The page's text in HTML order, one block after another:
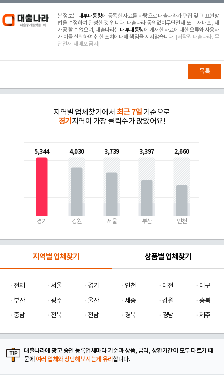
본 정보는 대부대통령에 등록한 자료를 바탕으로 대출나라가 편집 및 그 표현방
법을 수정하여 완성한 것 입니다. 대출나라 동의없이무단전재 또는 재배포, 재
가공 할 수 없으며, 대출나라는대부대통령에 게재한 자료에 대한 오류와 사용자
가 이를 신뢰하여 취한 조치에대해 책임을 지지않습니다. [저작권 대출나라. 무
단전재-재배포 금지]
목록
지역별 업체찾기에서 최근 7일 기준으로
경기 지역이 가장 클릭수가 많았어요!
5,344
경기
4,030
강원
3,739
서울
3,397
부산
2,660
인천
지역별 업체찾기 상품별 업체찾기
전체 서울 경기 인천 대전
대구
부산
광주 울산 세종 강원
충북
충남
전북 전남 경북 경남 제주
대출나라에 광고 중인 등록업체마다 기준과 상품, 금리, 상환기간이 모두 다르기 때
문에 여러 업체와 상담해보시는게 유리합니다.